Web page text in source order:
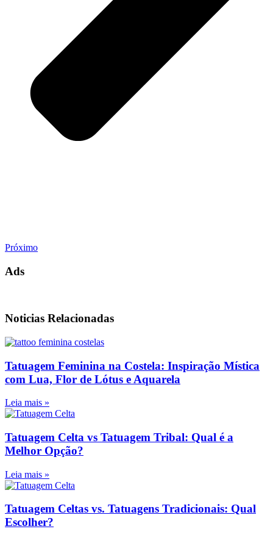
Próximo
Ads
Noticias Relacionadas
Tatuagem Feminina na Costela: Inspiração Mística
com Lua, Flor de Lótus e Aquarela
Leia mais »
Tatuagem Celta vs Tatuagem Tribal: Qual é a
Melhor Opção?
Leia mais »
Tatuagem Celtas vs. Tatuagens Tradicionais: Qual
Escolher?